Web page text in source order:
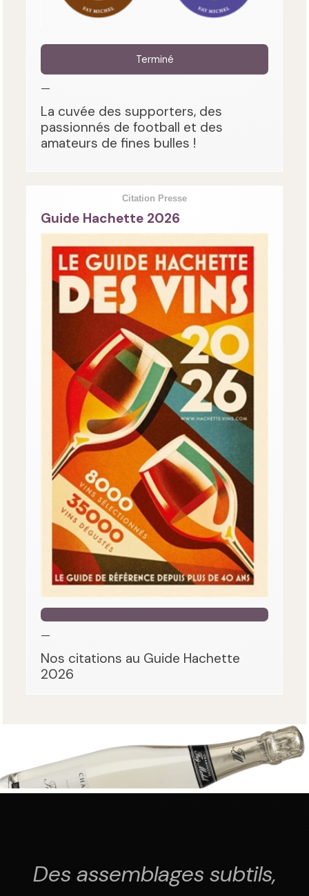
Terminé
—
La cuvée des supporters, des
passionnés de football et des
amateurs de fines bulles !
Citation Presse
Guide Hachette 2026
—
Nos citations au Guide Hachette
2026
Des assemblages subtils,